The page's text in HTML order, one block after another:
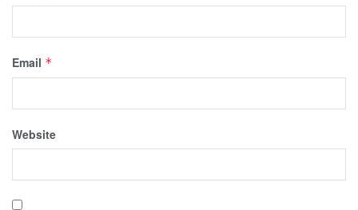
Email *
Website